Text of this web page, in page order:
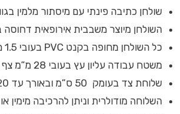
שולחן כתיבה פינתי עם מיסתור מלמין
השולחן מיוצר משבבית אירופאית דחוסה
כל השולחן מחופה בקנט PVC בעובי 1.5 מ”מ.
משטח עבודה עליון עץ בעובי 28 מ”מ צף מעל מסגרת המתכת.
שלוחת צד בעומק 50 ס”מ ובאורך עד 120 ס”מ עם רגל מתכת ברוחב 45 ס”מ.
השלוחה מודולרית וניתן להרכיבה מימין